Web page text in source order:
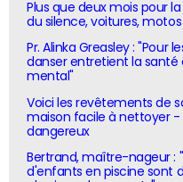
Plus que deux mois pour
du silence, voitures,
Pr. Alinka Greasley : "Pour
danser entretient la santé
mental"
Voici les revêtements de
maison facile à nettoyer
dangereux
Bertrand, maître-nageur :
d'enfants en piscine sont